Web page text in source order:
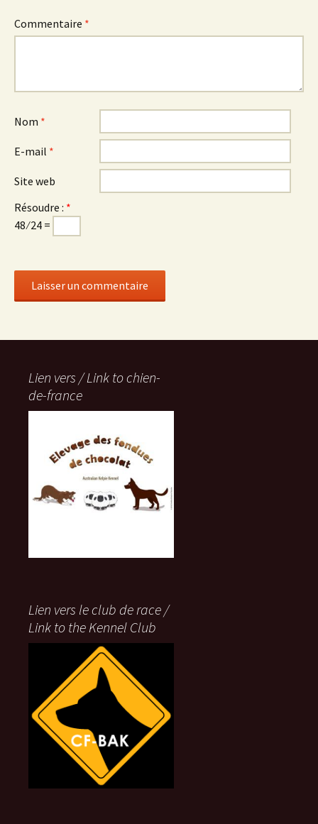
Commentaire *
Nom *
E-mail *
Site web
Résoudre : *
48 ⁄ 24 =
Lien vers / Link to chien-
de-france
Lien vers le club de race /
Link to the Kennel Club